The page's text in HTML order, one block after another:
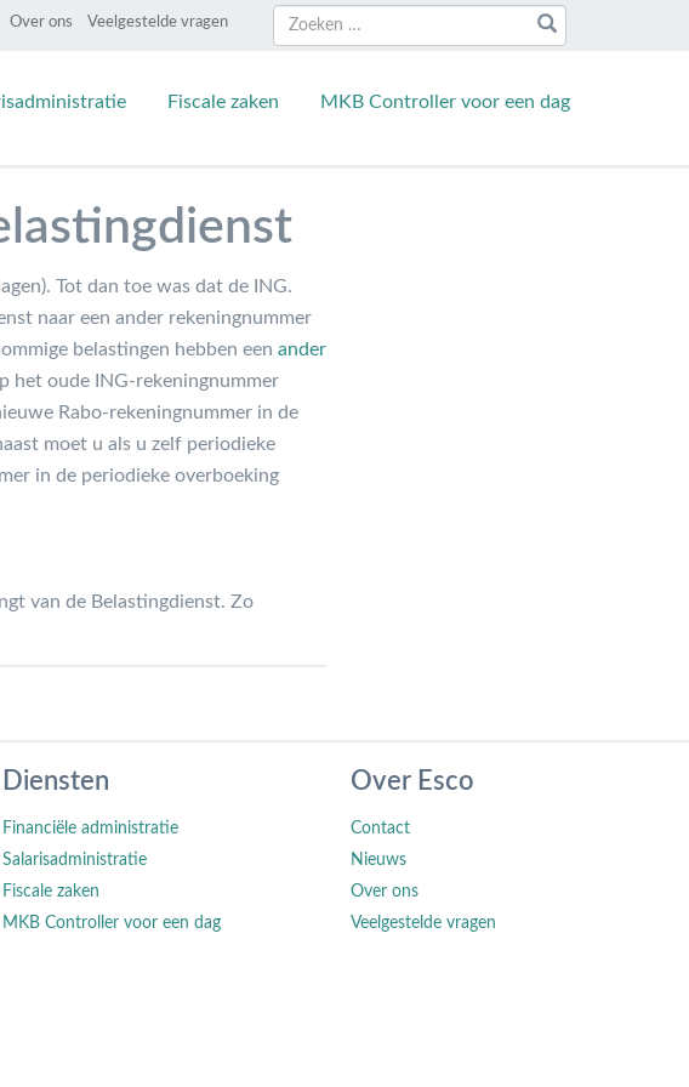
Over ons Veelgestelde vragen Zoeken
Zoeken
naar:
Fiscale zaken MKB Controller voor een dag
Tot dan toe was dat de ING.
naar een ander rekeningnummer
belastingen hebben een ander
het oude ING-rekeningnummer
Rabo-rekeningnummer in de
moet u als u zelf periodieke
in de periodieke overboeking
van de Belastingdienst. Zo
Diensten
Financiële administratie
Salarisadministratie
Fiscale zaken
MKB Controller voor een dag
Over Esco
Contact
Nieuws
Over ons
Veelgestelde vragen